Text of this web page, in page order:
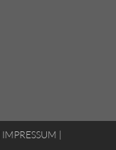
IMPRESSUM |